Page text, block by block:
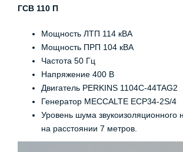
ГСВ 110 П
Мощность ЛТП 114 кВА
Мощность ПРП 104 кВА
Частота 50 Гц
Напряжение 400 В
Двигатель PERKINS 1104C-44TAG2
Генератор MECCALTE ECP34-2S/4
Уровень шума звукоизоляционного
на расстоянии 7 метров.